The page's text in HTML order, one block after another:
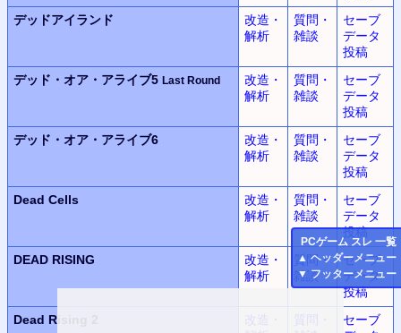
PCゲーム スレ 一覧
▲ ヘッダーメニュー
▼ フッターメニュー
デッドアイランド
改造・
解析
質問・
雑談
セーブ
データ
投稿
デッド・オア・アライブ5 Last Round
改造・
解析
質問・
雑談
セーブ
データ
投稿
デッド・オア・アライブ6
改造・
解析
質問・
雑談
セーブ
データ
投稿
Dead Cells
改造・
解析
質問・
雑談
セーブ
データ
投稿
DEAD RISING
改造・
解析
質問・
雑談
セーブ
データ
投稿
Dead Rising 2
改造・
質問・
セーブ